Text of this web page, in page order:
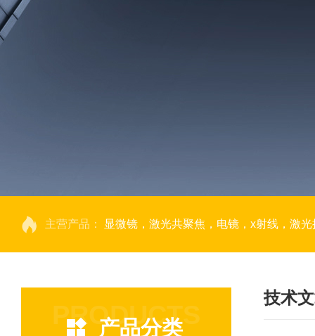
主营产品： 显微镜，激光共聚焦，电镜，x射线，激光捕获显微切割，荧光成像系统，
PRODUCTS
产品分类
技术